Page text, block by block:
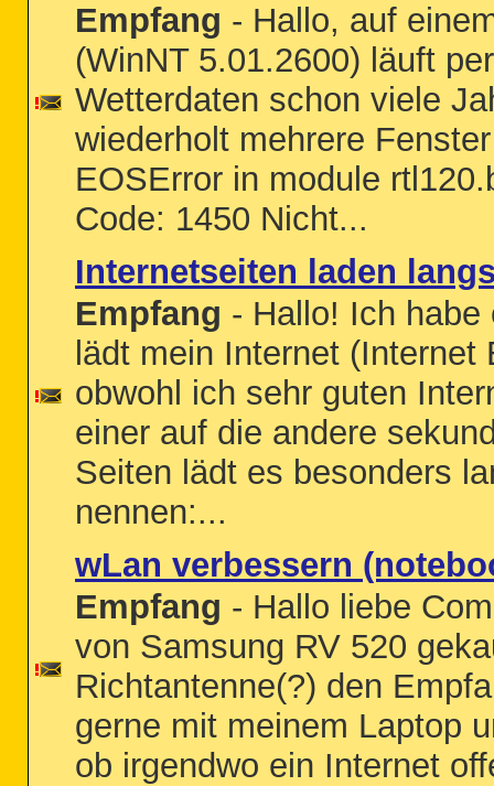
Empfang - Hallo, auf
(WinNT 5.01.2600) läuft
Wetterdaten schon viele
wiederholt mehrere
EOSError in module
Code: 1450 Nicht...
Internetseiten laden
Empfang - Hallo! Ich
lädt mein Internet
obwohl ich sehr guten
einer auf die andere
Seiten lädt es besonders
nennen:...
wLan verbessern
Empfang - Hallo liebe
von Samsung RV 520
Richtantenne(?) den
gerne mit meinem Laptop
ob irgendwo ein Internet